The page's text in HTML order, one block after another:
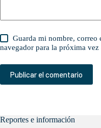
Guarda mi nombre, correo
navegador para la próxima vez
Publicar el comentario
Reportes e información